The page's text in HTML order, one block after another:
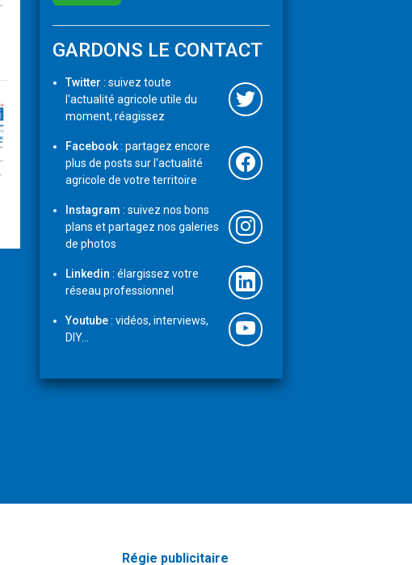
GARDONS LE CONTACT
Twitter : suivez toute
l'actualité agricole utile du
moment, réagissez
Facebook: partagez encore
plus de posts sur l'actualité
agricole de votre territoire
Instagram : suivez nos bons
plans et partagez nos galeries
de photos
Linkedin : élargissez votre
réseau professionnel
Youtube: vidéos, interviews,
DIY...
Régie publicitaire